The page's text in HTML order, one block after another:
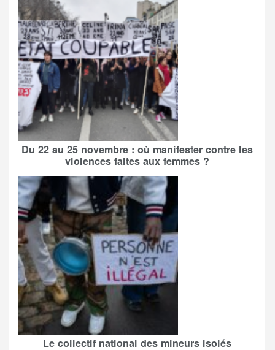
Du 22 au 25 novembre : où manifester contre les
violences faites aux femmes ?
Le collectif national des mineurs isolés